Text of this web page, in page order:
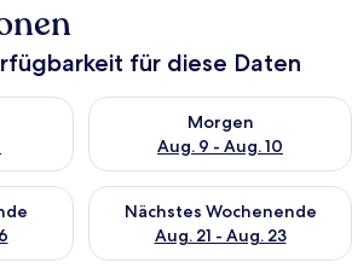
für diese Daten
für heute Nacht, Aug. 8 - Aug. 9.
Morgen
Aug. 9 - Aug. 10
Überprüfe die Verfügbarkeit
für dieses Wochenende, Aug. 14
Nächstes Wochenende
Aug. 21 - Aug. 23
Überprüfe die Verfügbarkeit